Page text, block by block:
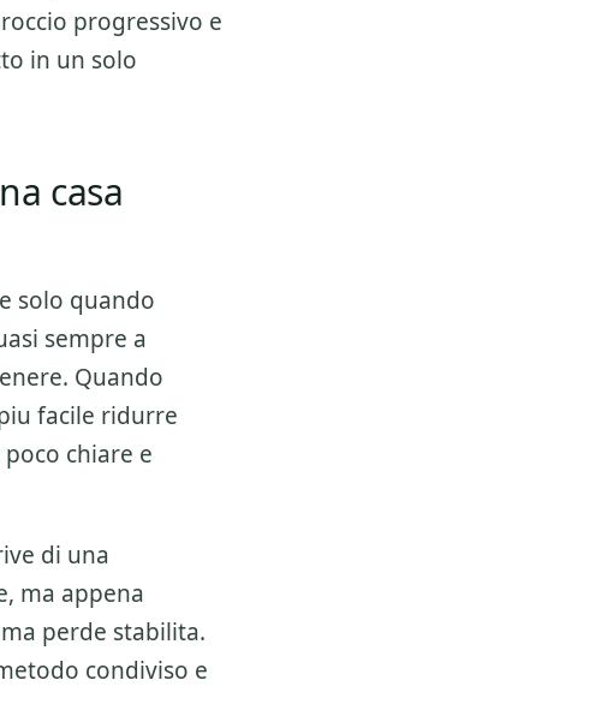
progressivo e
in un solo
casa
solo quando
sempre a
Quando
facile ridurre
chiare e
di una
ma appena
perde stabilita.
condiviso e